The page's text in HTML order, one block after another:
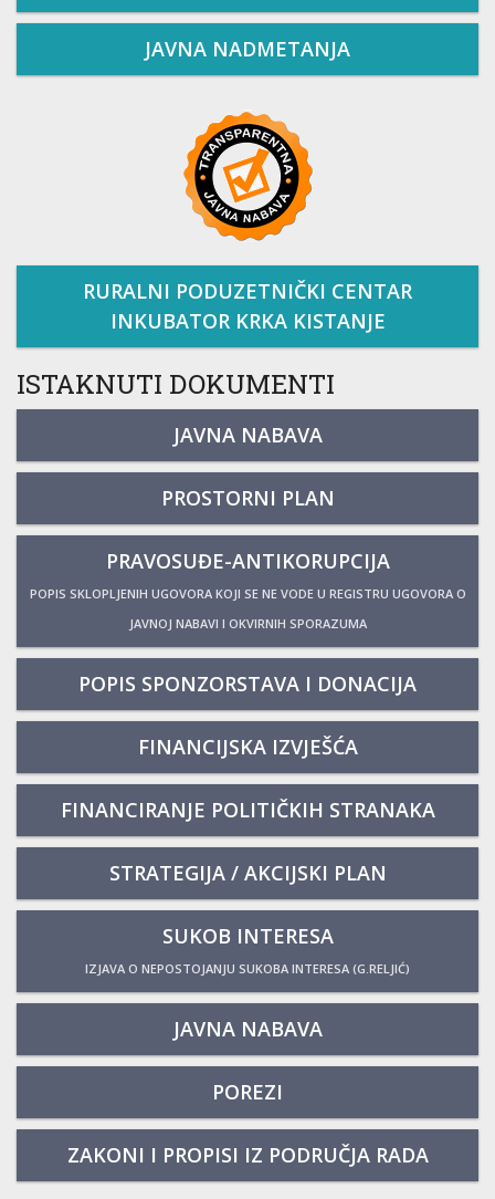
JAVNA NADMETANJA
RURALNI PODUZETNIČKI CENTAR
INKUBATOR KRKA KISTANJE
ISTAKNUTI DOKUMENTI
JAVNA NABAVA
PROSTORNI PLAN
PRAVOSUĐE-ANTIKORUPCIJA
POPIS SKLOPLJENIH UGOVORA KOJI SE NE VODE U REGISTRU UGOVORA O
JAVNOJ NABAVI I OKVIRNIH SPORAZUMA
POPIS SPONZORSTAVA I DONACIJA
FINANCIJSKA IZVJEŠĆA
FINANCIRANJE POLITIČKIH STRANAKA
STRATEGIJA / AKCIJSKI PLAN
SUKOB INTERESA
IZJAVA O NEPOSTOJANJU SUKOBA INTERESA (G.RELJIĆ)
JAVNA NABAVA
POREZI
ZAKONI I PROPISI IZ PODRUČJA RADA